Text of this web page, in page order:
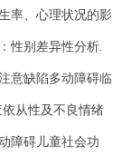
率、心理状况的影
性别差异性分析.
意缺陷多动障碍临
从性及不良情绪
障碍儿童社会功